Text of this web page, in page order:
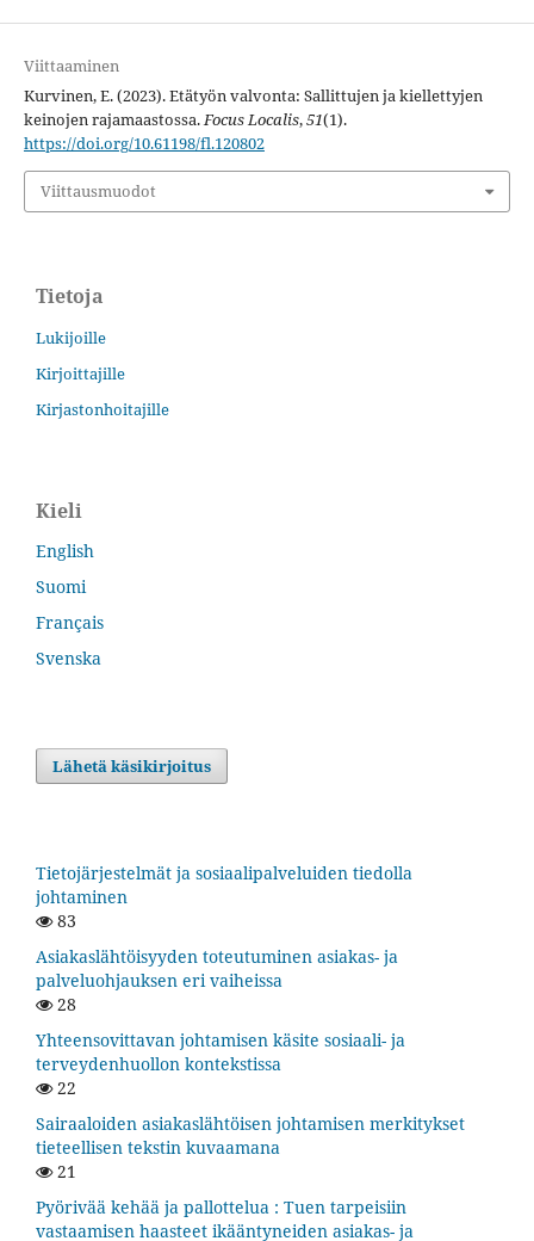
Viittaaminen
Kurvinen, E. (2023). Etätyön valvonta: Sallittujen ja kiellettyjen
keinojen rajamaastossa.Focus Localis,51(1).
https://doi.org/10.61198/fl.120802
Viittausmuodot
Tietoja
Lukijoille
Kirjoittajille
Kirjastonhoitajille
Kieli
English
Suomi
Français
Svenska
Lähetä käsikirjoitus
Tietojärjestelmät ja sosiaalipalveluiden tiedolla
johtaminen
83
Asiakaslähtöisyyden toteutuminen asiakas- ja
palveluohjauksen eri vaiheissa
28
Yhteensovittavan johtamisen käsite sosiaali- ja
terveydenhuollon kontekstissa
22
Sairaaloiden asiakaslähtöisen johtamisen merkitykset
tieteellisen tekstin kuvaamana
21
Pyörivää kehää ja pallottelua : Tuen tarpeisiin
vastaamisen haasteet ikääntyneiden asiakas- ja